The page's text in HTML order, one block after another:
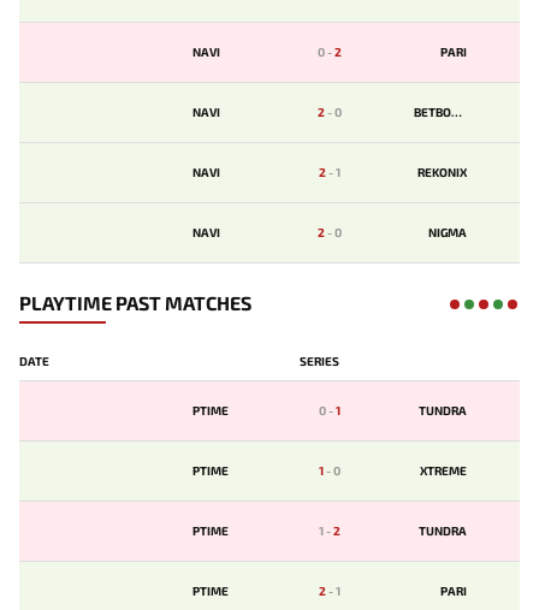
NAVI 0-2 PARI
NAVI 2-0 BETBOOM
NAVI 2-1 REKONIX
NAVI 2-0 NIGMA
PLAYTIME PAST MATCHES
DATE SERIES
PTIME 0-1 TUNDRA
PTIME 1-0 XTREME
PTIME 1-2 TUNDRA
PTIME 2-1 PARI